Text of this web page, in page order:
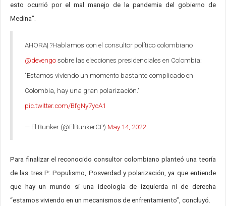
esto ocurrió por el mal manejo de la pandemia del gobierno de
Medina".
AHORA| ?️Hablamos con el consultor político colombiano
@devengo sobre las elecciones presidenciales en Colombia:
"Estamos viviendo un momento bastante complicado en
Colombia, hay una gran polarización."
pic.twitter.com/BfgNy7ycA1
— El Bunker (@ElBunkerCP) May 14, 2022
Para finalizar el reconocido consultor colombiano planteó una teoría
de las tres P: Populismo, Posverdad y polarización, ya que entiende
que hay un mundo sí una ideología de izquierda ni de derecha
“estamos viviendo en un mecanismos de enfrentamiento”, concluyó.